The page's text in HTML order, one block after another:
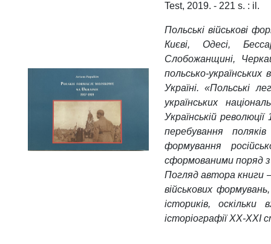
Test, 2019. - 221 s. : il.
Польські військові
Києві, Одесі,
Слобожанщині,
польсько-
Україні. «Польські
українських
Українській
перебування
формування
сформованими поряд
Погляд автора книги
військових
істориків, оскільки
історіографії ХХ-ХХІ